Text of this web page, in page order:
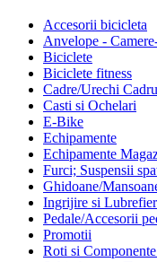
Accesorii bicicleta
Anvelope -
Biciclete
Biciclete fitness
Cadre/Urechi
Casti si Ochelari
E-Bike
Echipamente
Echipamente
Furci; Suspensii
Ghidoane/
Ingrijire si
Pedale/Accesorii
Promotii
Roti si